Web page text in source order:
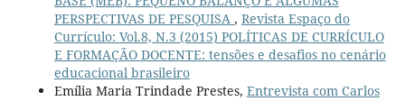
PERSPECTIVAS DE PESQUISA , Revista Espaço do
Currículo: Vol.8, N.3 (2015) POLÍTICAS DE CURRÍCULO
E FORMAÇÃO DOCENTE: tensões e desafios no cenário
educacional brasileiro
Emília Maria Trindade Prestes, Entrevista com Carlos